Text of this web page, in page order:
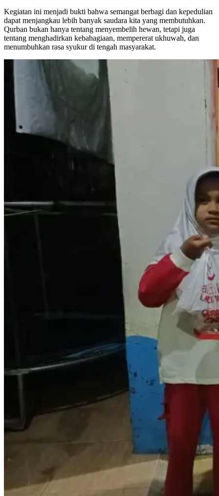
Kegiatan ini menjadi bukti bahwa semangat berbagi dan kepedulian
dapat menjangkau lebih banyak saudara kita yang membutuhkan.
Qurban bukan hanya tentang menyembelih hewan, tetapi juga
tentang menghadirkan kebahagiaan, mempererat ukhuwah, dan
menumbuhkan rasa syukur di tengah masyarakat.